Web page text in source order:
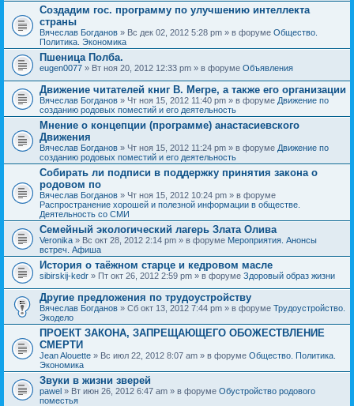
Создадим гос. программу по улучшению интеллекта
страны
Вячеслав Богданов » Вс дек 02, 2012 5:28 pm » в форуме Общество.
Политика. Экономика
Пшеница Полба.
eugen0077 » Вт ноя 20, 2012 12:33 pm » в форуме Объявления
Движение читателей книг В. Мегре, а также его организации
Вячеслав Богданов » Чт ноя 15, 2012 11:40 pm » в форуме Движение по
созданию родовых поместий и его деятельность
Мнение о концепции (программе) анастасиевского
Движения
Вячеслав Богданов » Чт ноя 15, 2012 11:24 pm » в форуме Движение по
созданию родовых поместий и его деятельность
Собирать ли подписи в поддержку принятия закона о
родовом по
Вячеслав Богданов » Чт ноя 15, 2012 10:24 pm » в форуме
Распространение хорошей и полезной информации в обществе.
Деятельность со СМИ
Семейный экологический лагерь Злата Олива
Veronika » Вс окт 28, 2012 2:14 pm » в форуме Мероприятия. Анонсы
встреч. Афиша
История о таёжном старце и кедровом масле
sibirskij-kedr » Пт окт 26, 2012 2:59 pm » в форуме Здоровый образ жизни
Другие предложения по трудоустройству
Вячеслав Богданов » Сб окт 13, 2012 7:44 pm » в форуме Трудоустройство.
Экодело
ПРОЕКТ ЗАКОНА, ЗАПРЕЩАЮЩЕГО ОБОЖЕСТВЛЕНИЕ
СМЕРТИ
Jean Alouette » Вс июл 22, 2012 8:07 am » в форуме Общество. Политика.
Экономика
Звуки в жизни зверей
pawel » Вт июн 26, 2012 6:47 am » в форуме Обустройство родового
поместья